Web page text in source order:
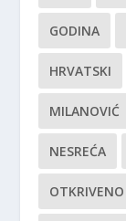
GODINA
HRVATSKI
MILANOVIĆ
NESREĆA
OTKRIVENO